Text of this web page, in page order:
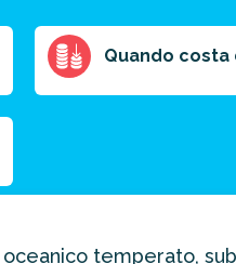
Quando costa
oceanico temperato,